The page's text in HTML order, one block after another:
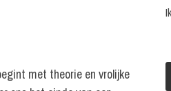
met theorie en vrolijke